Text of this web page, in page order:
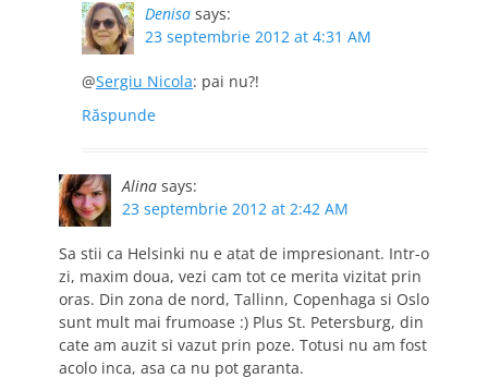
Denisa says:
23 septembrie 2012 at 4:31 AM
@Sergiu Nicola: pai nu?!
Răspunde
Alina says:
23 septembrie 2012 at 2:42 AM
Sa stii ca Helsinki nu e atat de impresionant. Intr-o
zi, maxim doua, vezi cam tot ce merita vizitat prin
oras. Din zona de nord, Tallinn, Copenhaga si Oslo
sunt mult mai frumoase :) Plus St. Petersburg, din
cate am auzit si vazut prin poze. Totusi nu am fost
acolo inca, asa ca nu pot garanta.